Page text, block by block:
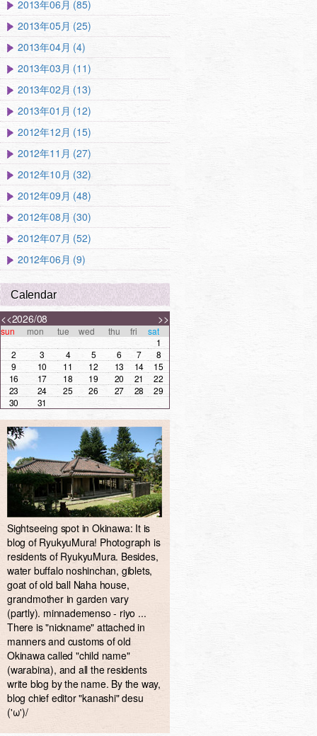
2013年06月 (85)
2013年05月 (25)
2013年04月 (4)
2013年03月 (11)
2013年02月 (13)
2013年01月 (12)
2012年12月 (15)
2012年11月 (27)
2012年10月 (32)
2012年09月 (48)
2012年08月 (30)
2012年07月 (52)
2012年06月 (9)
Calendar
<< >>
2026/08
sun mon tue wed thu fri
sat
1
2
3 4 5 6 7
8
9
10 11 12 13 14
15
16
17 18 19 20 21
22
23
24 25 26 27 28
29
30
31
Sightseeing spot in Okinawa: It is
blog of RyukyuMura! Photograph is
residents of RyukyuMura. Besides,
water buffalo noshinchan, giblets,
goat of old ball Naha house,
grandmother in garden vary
(partly). minnademenso - riyo ...
There is "nickname" attached in
manners and customs of old
Okinawa called "child name"
(warabina), and all the residents
write blog by the name. By the way,
blog chief editor "kanashi" desu
('ω')/